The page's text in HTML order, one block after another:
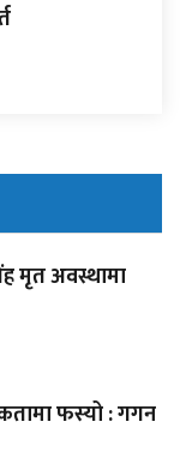
मृत अवस्थामा
फस्यो : गगन